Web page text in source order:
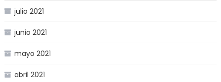
julio 2021
junio 2021
mayo 2021
abril 2021